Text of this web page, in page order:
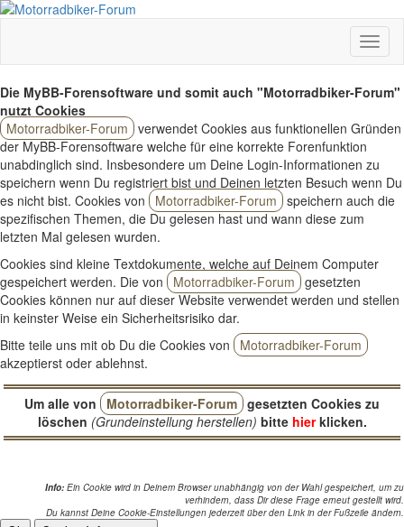
Die MyBB-Forensoftware und somit auch "Motorradbiker-Forum"
nutzt Cookies
Motorradbiker-Forum verwendet Cookies aus funktionellen Gründen
der MyBB-Forensoftware welche für eine korrekte Forenfunktion
unabdinglich sind. Insbesondere um Deine Login-Informationen zu
speichern wenn Du registriert bist und Deinen letzten Besuch wenn Du
es nicht bist. Cookies von
Motorradbiker-Forum speichern auch die
spezifischen Themen, die Du gelesen hast und wann diese zum
letzten Mal gelesen wurden.
Cookies sind kleine Textdokumente, welche auf Deinem Computer
gespeichert werden. Die von
Motorradbiker-Forum gesetzten
Cookies können nur auf dieser Website verwendet werden und stellen
in keinster Weise ein Sicherheitsrisiko dar.
Bitte teile uns mit ob Du die Cookies von
Motorradbiker-Forum
akzeptierst oder ablehnst.
Um alle von Motorradbiker-Forum gesetzten Cookies zu
löschen (Grundeinstellung herstellen) bitte hierklicken.
Info: Ein Cookie wird in Deinem Browser unabhängig von der Wahl gespeichert, um zu
verhindern, dass Dir diese Frage erneut gestellt wird.
Du kannst Deine Cookie-Einstellungen jederzeit über den Link in der Fußzeile ändern.